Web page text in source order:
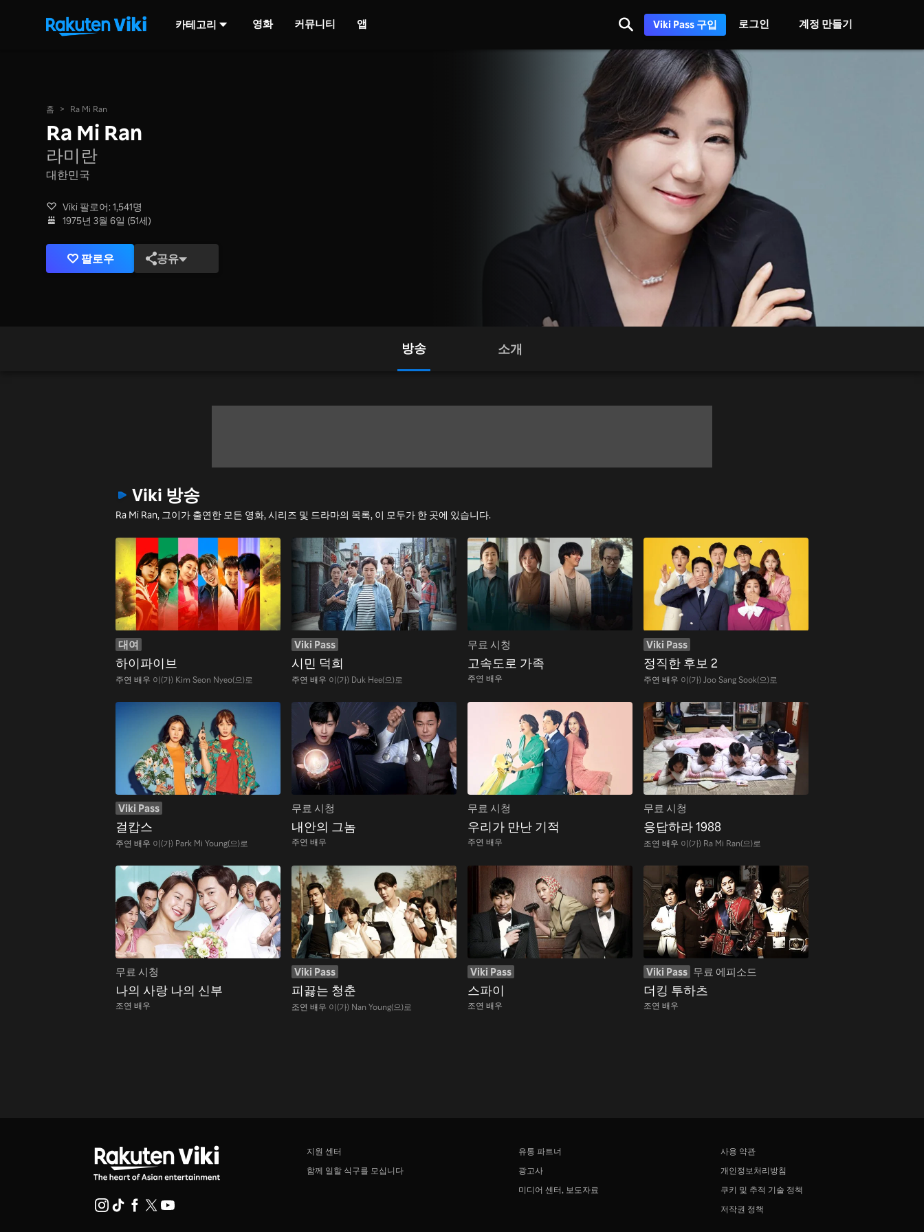
카테고리 영화 커뮤니티 앱 Viki Pass 구입 로그인 계정 만들기
홈 > Ra Mi Ran
Ra Mi Ran
라미란
대한민국
Viki 팔로어: 1,541명
1975년 3월 6일 (51세)
팔로우 공유
방송 소개
Viki 방송
Ra Mi Ran, 그이가 출연한 모든 영화, 시리즈 및 드라마의 목록, 이 모두가 한 곳에 있습니다.
대여
하이파이브
주연 배우 이(가) Kim Seon Nyeo(으)로
Viki Pass
시민 덕희
주연 배우 이(가) Duk Hee(으)로
무료 시청
고속도로 가족
주연 배우
Viki Pass
정직한 후보 2
주연 배우 이(가) Joo Sang Sook(으)로
Viki Pass
걸캅스
주연 배우 이(가) Park Mi Young(으)로
무료 시청
내안의 그놈
주연 배우
무료 시청
우리가 만난 기적
주연 배우
무료 시청
응답하라 1988
조연 배우 이(가) Ra Mi Ran(으)로
무료 시청
나의 사랑 나의 신부
조연 배우
Viki Pass
피끓는 청춘
조연 배우 이(가) Nan Young(으)로
Viki Pass
스파이
조연 배우
Viki Pass 무료 에피소드
더킹 투하츠
조연 배우
지원 센터
함께 일할 식구를 모십니다
유통 파트너
광고사
미디어 센터, 보도자료
사용 약관
개인정보처리방침
쿠키 및 추적 기술 정책
저작권 정책